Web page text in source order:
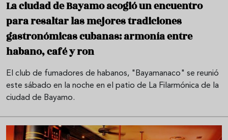
La ciudad de Bayamo acogió un encuentro
para resaltar las mejores tradiciones
gastronómicas cubanas: armonía entre
habano, café y ron
El club de fumadores de habanos, "Bayamanaco" se reunió
este sábado en la noche en el patio de La Filarmónica de la
ciudad de Bayamo.